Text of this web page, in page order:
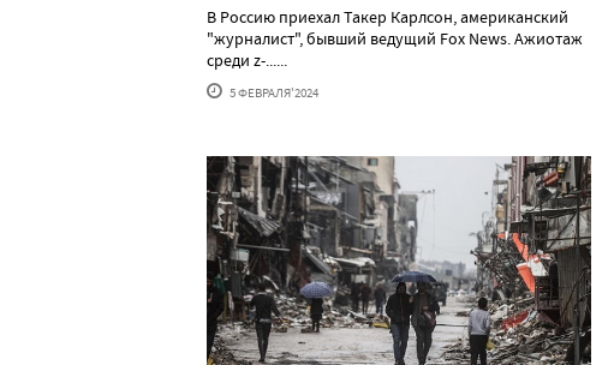
В Россию приехал Такер Карлсон, американский
"журналист", бывший ведущий Fox News. Ажиотаж
среди z-......
5 ФЕВРАЛЯ'2024